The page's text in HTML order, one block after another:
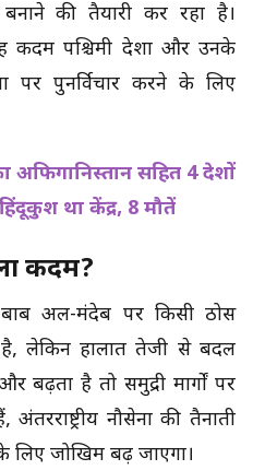
की तैयारी कर रहा है।
कदम पश्चिमी देशों और उनके
पर पुनर्विचार करने के लिए
सहित 4 देशों
था केंद्र, 8 मौतें
कदम?
अल-मंदेब पर किसी ठोस
है, लेकिन हालात तेजी से बदल
बढ़ता है तो समुद्री मार्गों पर
नौसेना की तैनाती
लिए जोखिम बढ़ जाएगा।